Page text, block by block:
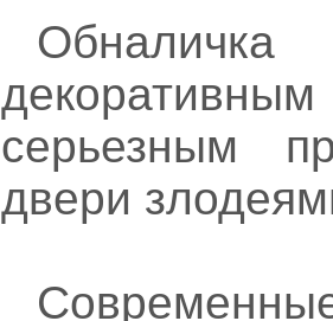
серьезным
двери